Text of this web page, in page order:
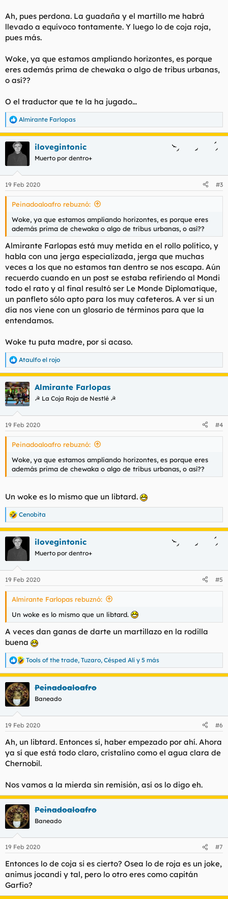
Ah, pues perdona. La guadaña y el martillo me habrá
llevado a equívoco tontamente. Y luego lo de coja roja,
pues más.
Woke, ya que estamos ampliando horizontes, es porque
eres además prima de chewaka o algo de tribus urbanas,
o así??
O el traductor que te la ha jugado...
R
e
a
c
e
s
Almirante Farlopas
ilovegintonic
Muerto por dentro+
19 Feb 2020 #3
Peinadoaloafro rebuznó:
Woke, ya que estamos ampliando horizontes, es porque eres
además prima de chewaka o algo de tribus urbanas, o así??
Almirante Farlopas está muy metida en el rollo político, y
habla con una jerga especializada, jerga que muchas
veces a los que no estamos tan dentro se nos escapa. Aún
recuerdo cuando en un post se estaba refiriendo al Mondi
todo el rato y al final resultó ser Le Monde Diplomatique,
un panfleto sólo apto para los muy cafeteros. A ver si un
día nos viene con un glosario de términos para que la
entendamos.
Woke tu puta madre, por si acaso.
R
e
a
c
c
i
e
s
Ataulfo el rojo
Almirante Farlopas
☭ La Coja Roja de Nestlé ☭
19 Feb 2020 #4
Peinadoaloafro rebuznó:
Woke, ya que estamos ampliando horizontes, es porque eres
además prima de chewaka o algo de tribus urbanas, o así??
Un woke es lo mismo que un libtard.
R
e
a
c
e
s
Cenobita
ilovegintonic
Muerto por dentro+
19 Feb 2020 #5
Almirante Farlopas rebuznó:
Un woke es lo mismo que un libtard.
A veces dan ganas de darte un martillazo en la rodilla
buena
R
e
a
c
c
i
e
:
Tools of the trade, Tuzaro, Césped Alí y 5 más
Peinadoaloafro
Baneado
19 Feb 2020 #6
Ah, un libtard. Entonces sí, haber empezado por ahí. Ahora
ya sí que está todo claro, cristalino como el agua clara de
Chernobil.
Nos vamos a la mierda sin remisión, así os lo digo eh.
Peinadoaloafro
Baneado
19 Feb 2020 #7
Entonces lo de coja si es cierto? Osea lo de roja es un joke,
animus jocandi y tal, pero lo otro eres como capitán
Garfio?